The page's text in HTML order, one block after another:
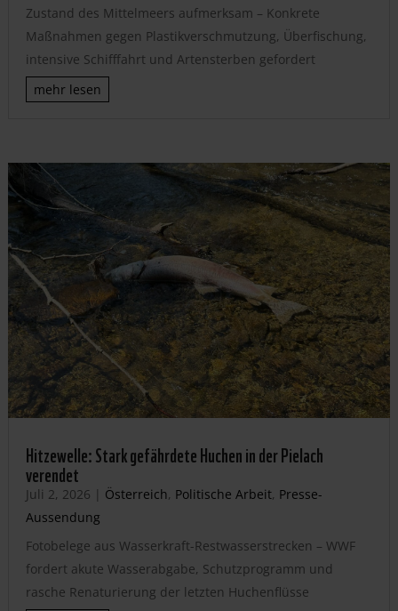
Zustand des Mittelmeers aufmerksam – Konkrete
Maßnahmen gegen Plastikverschmutzung, Überfischung,
intensive Schifffahrt und Artensterben gefordert
mehr lesen
Hitzewelle: Stark gefährdete Huchen in der Pielach
verendet
Juli 2, 2026 | Österreich, Politische Arbeit, Presse-
Aussendung
Fotobelege aus Wasserkraft-Restwasserstrecken – WWF
fordert akute Wasserabgabe, Schutzprogramm und
rasche Renaturierung der letzten Huchenflüsse